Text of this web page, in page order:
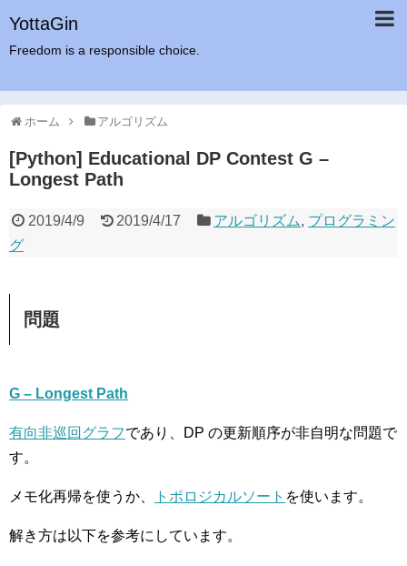
YottaGin
Freedom is a responsible choice.
ホーム アルゴリズム
[Python] Educational DP Contest G –
Longest Path
2019/4/9 2019/4/17 アルゴリズム, プログラミン
グ
問題
G – Longest Path
有向非巡回グラフであり、DP の更新順序が非自明な問題で
す。
メモ化再帰を使うか、 トポロジカルソート を使います。
解き方は以下を参考にしています。